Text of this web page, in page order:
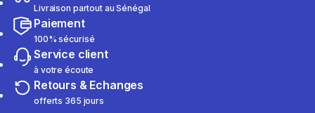
Livraison partout au Sénégal
Paiement
100% sécurisé
Service client
à votre écoute
Retours & Echanges
offerts 365 jours